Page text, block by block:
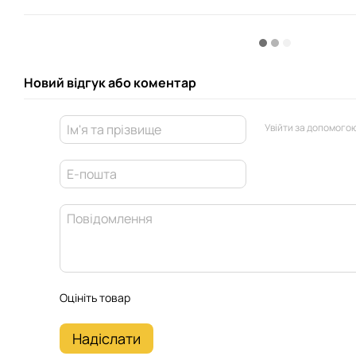
Новий відгук або коментар
Увійти за
Оцініть товар
Надіслати